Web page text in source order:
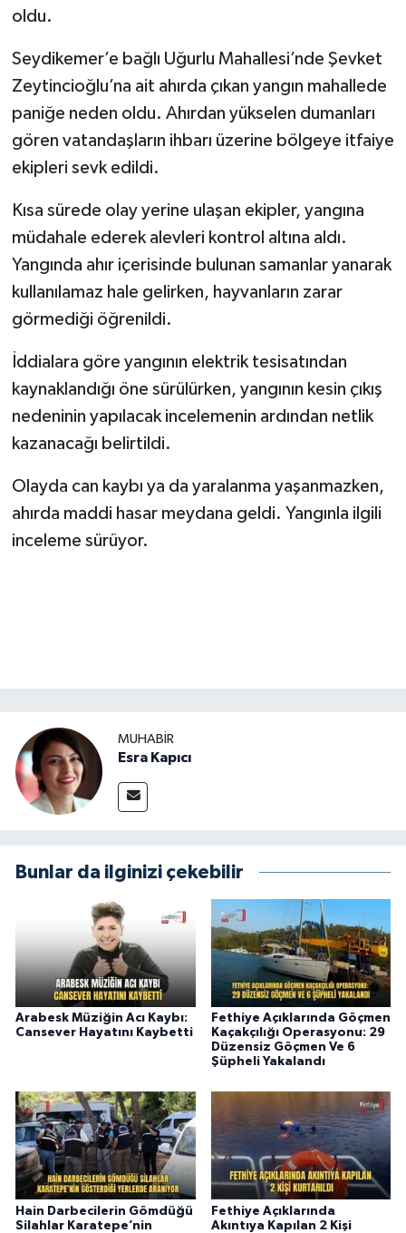
oldu.
Seydikemer’e bağlı Uğurlu Mahallesi’nde Şevket
Zeytincioğlu’na ait ahırda çıkan yangın mahallede
paniğe neden oldu. Ahırdan yükselen dumanları
gören vatandaşların ihbarı üzerine bölgeye itfaiye
ekipleri sevk edildi.
Kısa sürede olay yerine ulaşan ekipler, yangına
müdahale ederek alevleri kontrol altına aldı.
Yangında ahır içerisinde bulunan samanlar yanarak
kullanılamaz hale gelirken, hayvanların zarar
görmediği öğrenildi.
İddialara göre yangının elektrik tesisatından
kaynaklandığı öne sürülürken, yangının kesin çıkış
nedeninin yapılacak incelemenin ardından netlik
kazanacağı belirtildi.
Olayda can kaybı ya da yaralanma yaşanmazken,
ahırda maddi hasar meydana geldi. Yangınla ilgili
inceleme sürüyor.
MUHABİR
Esra Kapıcı
Bunlar da ilginizi çekebilir
Arabesk Müziğin Acı Kaybı:
Cansever Hayatını Kaybetti
Fethiye Açıklarında Göçmen
Kaçakçılığı Operasyonu: 29
Düzensiz Göçmen Ve 6
Şüpheli Yakalandı
Hain Darbecilerin Gömdüğü
Silahlar Karatepe’nin
Fethiye Açıklarında
Akıntıya Kapılan 2 Kişi